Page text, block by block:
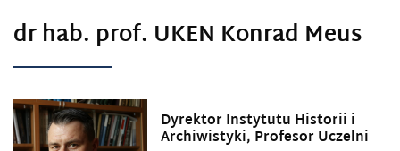
dr hab. prof. UKEN Konrad Meus
Dyrektor Instytutu Historii i
Archiwistyki, Profesor Uczelni